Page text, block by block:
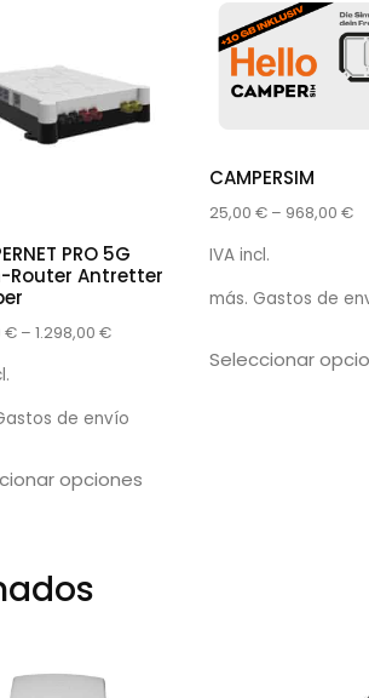
PRO 5G
Router Antretter
€– 1.298,00 €
de envío
opciones
CAMPERSIM
25,00€ – 968,00€
IVA incl.
más. Gastos de
Seleccionar